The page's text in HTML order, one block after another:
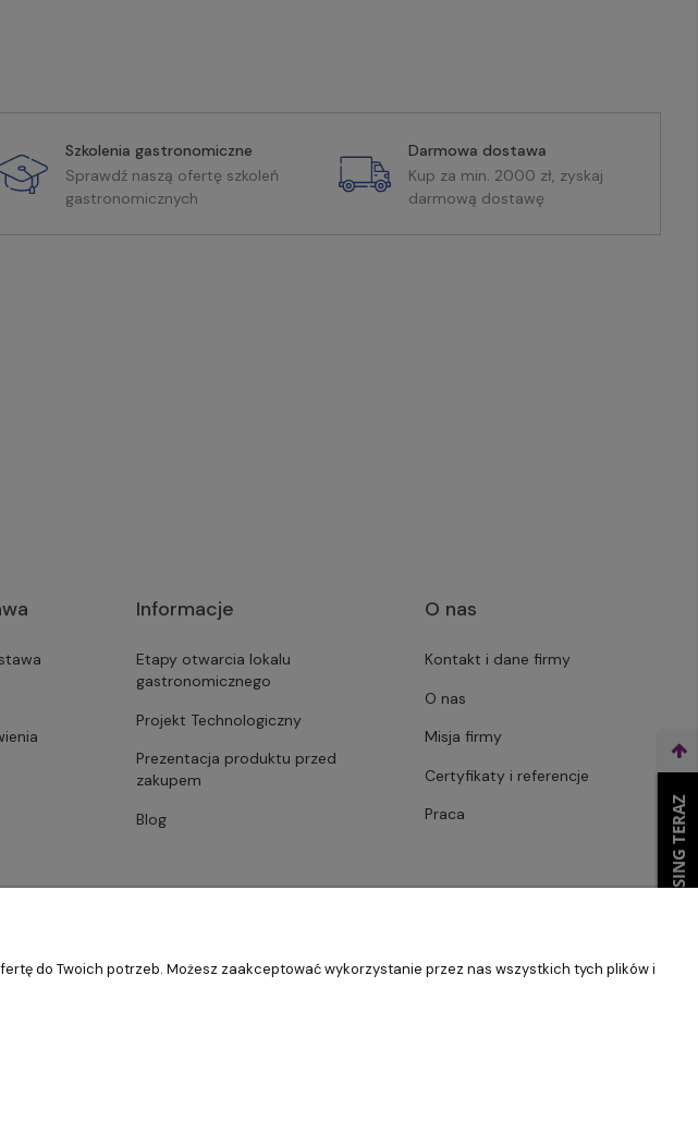
Szkolenia gastronomiczne
Sprawdź naszą ofertę szkoleń
gastronomicznych
Darmowa dostawa
Kup za min. 2000 zł, zyskaj
darmową dostawę
Informacje
Etapy otwarcia lokalu
gastronomicznego
Projekt Technologiczny
Prezentacja produktu przed
zakupem
Blog
O nas
Kontakt i dane firmy
O nas
Misja firmy
Certyfikaty i referencje
Praca
Premium
do Twoich potrzeb. Możesz zaakceptować wykorzystanie przez nas wszystkich tych plików i
WEŹ LEASING TERAZ